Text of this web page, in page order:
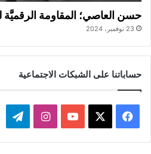
حسن العاصي؛ المقاومة الرقميَّة
23 نوفمبر، 2024
حساباتنا على الشبكات الاجتماعية
ي
X
Y
ن
ي